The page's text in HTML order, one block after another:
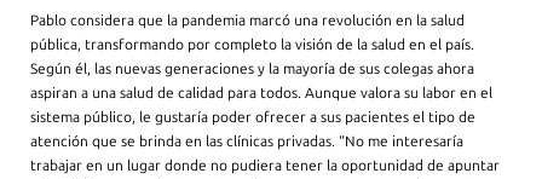
Pablo considera que la pandemia marcó una revolución en la salud
pública, transformando por completo la visión de la salud en el país.
Según él, las nuevas generaciones y la mayoría de sus colegas ahora
aspiran a una salud de calidad para todos. Aunque valora su labor en el
sistema público, le gustaría poder ofrecer a sus pacientes el tipo de
atención que se brinda en las clínicas privadas. “No me interesaría
trabajar en un lugar donde no pudiera tener la oportunidad de apuntar